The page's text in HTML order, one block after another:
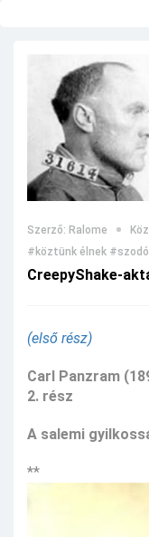
Szerző: Ralome
#köztünk élnek
CreepyShake-
(első rész)
Carl Panzram
2. rész
A salemi
**